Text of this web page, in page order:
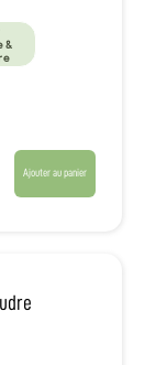
&
Ajouter au panier